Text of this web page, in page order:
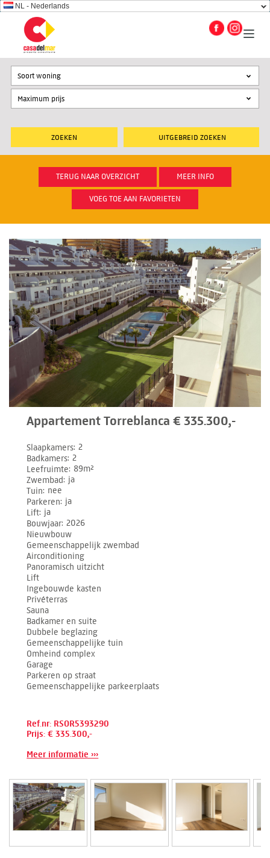
NL - Nederlands
UITGEBREID ZOEKEN
Soort woning
TERUG NAAR OVERZICHT MEER INFO
VOEG TOE AAN FAVORIETEN
Appartement Torreblanca € 335.300,-
Slaapkamers 2
Badkamers 2
Leefruimte 89m²
Zwembad ja
Tuin nee
Parkeren ja
Lift ja
Bouwjaar 2026
Nieuwbouw
Gemeenschappelijk zwembad
Airconditioning
Panoramisch uitzicht
Lift
Ingebouwde kasten
Privéterras
Sauna
Badkamer en suite
Dubbele beglazing
Gemeenschappelijke tuin
Omheind complex
Garage
Parkeren op straat
Gemeenschappelijke parkeerplaats
Ref.nr: RSOR5393290
Prijs: € 335.300,-
Meer informatie ›››